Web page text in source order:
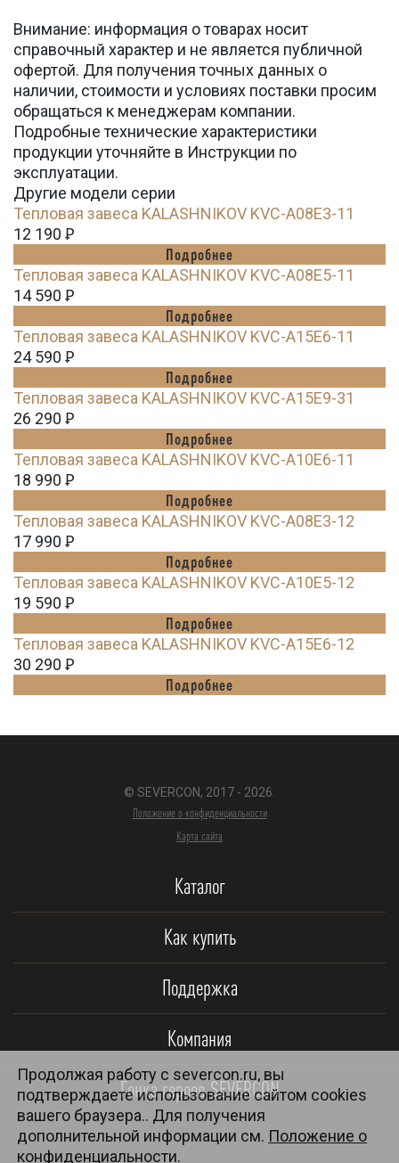
Внимание: информация о товарах носит
справочный характер и не является публичной
офертой. Для получения точных данных о
наличии, стоимости и условиях поставки просим
обращаться к менеджерам компании.
Подробные технические характеристики
продукции уточняйте в Инструкции по
эксплуатации.
Другие модели серии
Тепловая завеса KALASHNIKOV KVC-A08E3-11
12 190 Ꝑ
Подробнее
Тепловая завеса KALASHNIKOV KVC-A08E5-11
14 590 Ꝑ
Подробнее
Тепловая завеса KALASHNIKOV KVC-A15E6-11
24 590 Ꝑ
Подробнее
Тепловая завеса KALASHNIKOV KVC-A15E9-31
26 290 Ꝑ
Подробнее
Тепловая завеса KALASHNIKOV KVC-A10E6-11
18 990 Ꝑ
Подробнее
Тепловая завеса KALASHNIKOV KVC-A08E3-12
17 990 Ꝑ
Подробнее
Тепловая завеса KALASHNIKOV KVC-A10E5-12
19 590 Ꝑ
Подробнее
Тепловая завеса KALASHNIKOV KVC-A15E6-12
30 290 Ꝑ
Подробнее
© SEVERCON, 2017 - 2026.
Положение о конфиденциальности
Карта сайта
Каталог
Как купить
Поддержка
Компания
Гонка героев SEVERCON
Продолжая работу с severcon.ru, вы
подтверждаете использование сайтом cookies
вашего браузера.. Для получения
дополнительной информации см. Положение о
конфиденциальности.